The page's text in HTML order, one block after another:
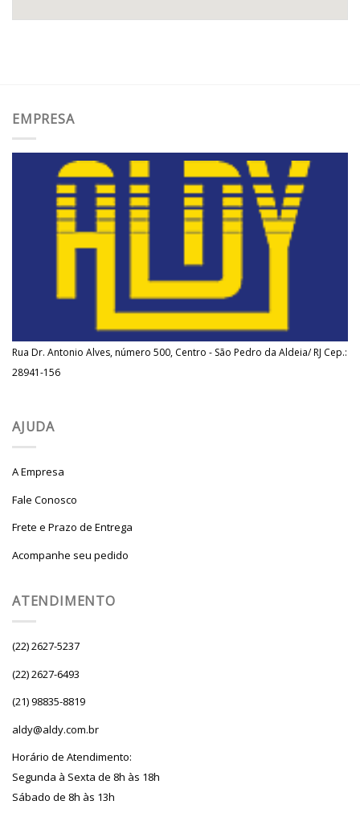
EMPRESA
Rua Dr. Antonio Alves, número 500, Centro - São Pedro da Aldeia/ RJ Cep.:
28941-156
AJUDA
A Empresa
Fale Conosco
Frete e Prazo de Entrega
Acompanhe seu pedido
ATENDIMENTO
(22) 2627-5237
(22) 2627-6493
(21) 98835-8819
aldy@aldy.com.br
Horário de Atendimento:
Segunda à Sexta de 8h às 18h
Sábado de 8h às 13h